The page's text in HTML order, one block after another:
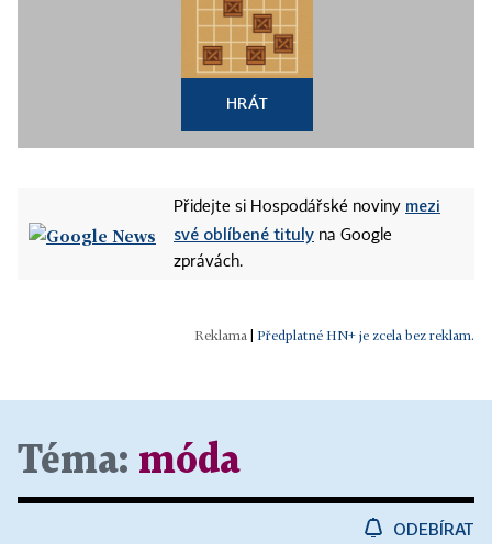
HRÁT
Přidejte si Hospodářské noviny mezi
své oblíbené tituly na Google
zprávách.
Předplatné HN+ je zcela bez reklam.
Téma: móda
ODEBÍRAT